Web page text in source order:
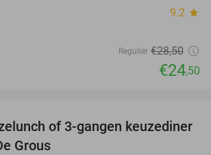
9.2 star
Regulier €28,50
€24,50
30%
of 3-gangen keuzediner
Grous